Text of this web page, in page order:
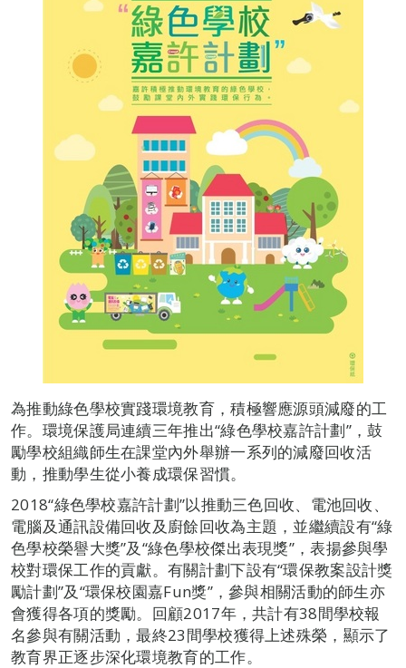
為推動綠色學校實踐環境教育，積極響應源頭減廢的工
作。環境保護局連續三年推出“綠色學校嘉許計劃”，鼓
勵學校組織師生在課堂內外舉辦一系列的減廢回收活
動，推動學生從小養成環保習慣。
2018“綠色學校嘉許計劃”以推動三色回收、電池回收、
電腦及通訊設備回收及廚餘回收為主題，並繼續設有“綠
色學校榮譽大獎”及“綠色學校傑出表現獎”，表揚參與學
校對環保工作的貢獻。有關計劃下設有“環保教案設計獎
勵計劃”及“環保校園嘉Fun獎”，參與相關活動的師生亦
會獲得各項的獎勵。回顧2017年，共計有38間學校報
名參與有關活動，最終23間學校獲得上述殊榮，顯示了
教育界正逐步深化環境教育的工作。